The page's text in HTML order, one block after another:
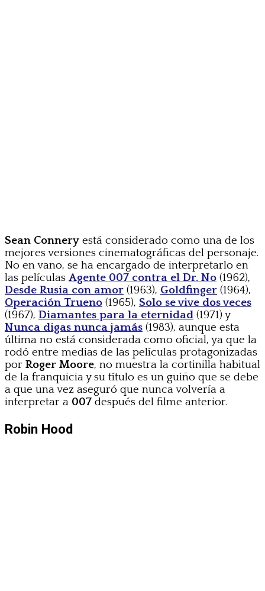
Sean Connery está considerado como una de los
mejores versiones cinematográficas del personaje.
No en vano, se ha encargado de interpretarlo en
las películas Agente 007 contra el Dr. No (1962),
Desde Rusia con amor (1963), Goldfinger (1964),
Operación Trueno (1965), Solo se vive dos veces
(1967), Diamantes para la eternidad (1971) y
Nunca digas nunca jamás (1983), aunque esta
última no está considerada como oficial, ya que la
rodó entre medias de las películas protagonizadas
por Roger Moore, no muestra la cortinilla habitual
de la franquicia y su título es un guiño que se debe
a que una vez aseguró que nunca volvería a
interpretar a 007 después del filme anterior.
Robin Hood